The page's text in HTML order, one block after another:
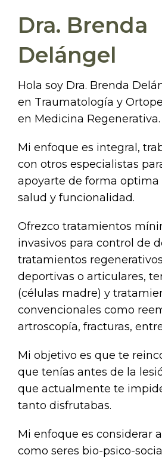
Dra. Brenda
Delángel
Hola soy Dra. Brenda
en Traumatología y
en Medicina Regenerativa.
Mi enfoque es integral,
con otros especialistas
apoyarte de forma optima
salud y funcionalidad.
Ofrezco tratamientos
invasivos para control de
tratamientos
deportivas o articulares,
(células madre) y
convencionales como
artroscopía, fracturas,
Mi objetivo es que te
que tenías antes de la
que actualmente te
tanto disfrutabas.
Mi enfoque es considerar
como seres bio-psico-